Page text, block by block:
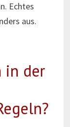
Echtes
aus.
in der